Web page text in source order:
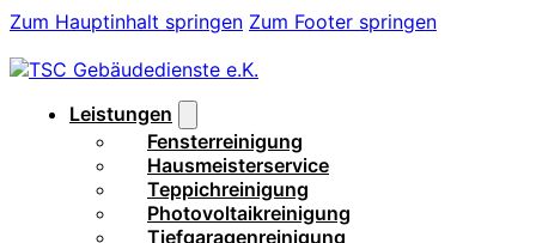
Zum Hauptinhalt springen Zum Footer springen
Leistungen
Fensterreinigung
Hausmeisterservice
Teppichreinigung
Photovoltaikreinigung
Tiefgaragenreinigung